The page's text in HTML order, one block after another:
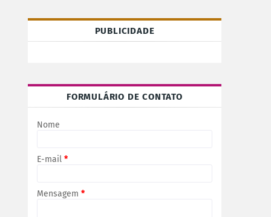
PUBLICIDADE
FORMULÁRIO DE CONTATO
Nome
E-mail *
Mensagem *